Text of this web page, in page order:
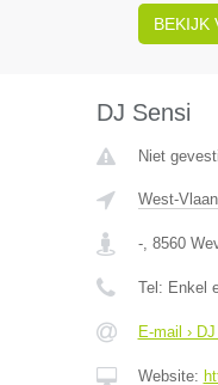
BEKIJK
DJ Sensi
Niet
West-
-, 8560
Tel: Enkel
E-mail ›
Website: